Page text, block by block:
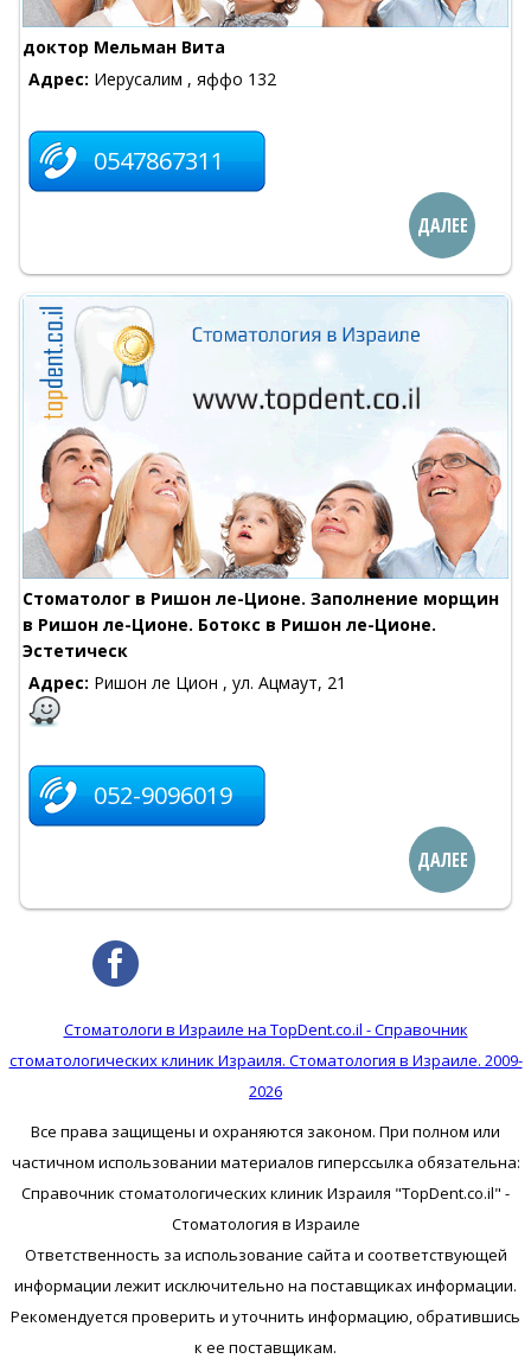
доктор Мельман Вита
Адрес: Иерусалим , яффо 132
0547867311
ДАЛЕЕ
Стоматолог в Ришон ле-Ционе. Заполнение морщин
в Ришон ле-Ционе. Ботокс в Ришон ле-Ционе.
Эстетическ
Адрес: Ришон ле Цион , ул. Ацмаут, 21
052-9096019
ДАЛЕЕ
Стоматологи в Израиле на TopDent.co.il - Справочник
стоматологических клиник Израиля. Стоматология в Израиле. 2009-
2026
Все права защищены и охраняются законом. При полном или
частичном использовании материалов гиперссылка обязательна:
Справочник стоматологических клиник Израиля "TopDent.co.il" -
Стоматология в Израиле
Ответственность за использование сайта и соответствующей
информации лежит исключительно на поставщиках информации.
Рекомендуется проверить и уточнить информацию, обратившись
к ее поставщикам.